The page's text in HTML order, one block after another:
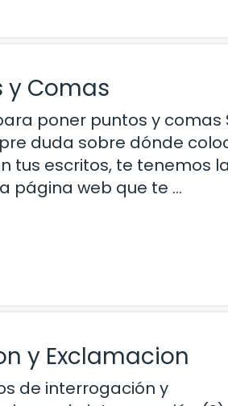
y Comas
poner puntos y comas
duda sobre dónde
tus escritos, te tenemos la
página web que te …
y Exclamacion
de interrogación y